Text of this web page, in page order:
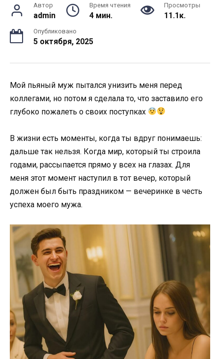
Автор
admin
Время чтения
4 мин.
Просмотры
11.1к.
Опубликовано
5 октября, 2025
Мой пьяный муж пытался унизить меня перед
коллегами, но потом я сделала то, что заставило его
глубоко пожалеть о своих поступках
В жизни есть моменты, когда ты вдруг понимаешь:
дальше так нельзя. Когда мир, который ты строила
годами, рассыпается прямо у всех на глазах. Для
меня этот момент наступил в тот вечер, который
должен был быть праздником — вечеринке в честь
успеха моего мужа.